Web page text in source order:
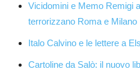
Vicidomini e Memo Remigi
terrorizzano Roma e Milano
Italo Calvino e le lettere a
Cartoline da Salò: il nuovo